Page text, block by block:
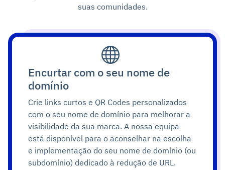
suas comunidades.
Encurtar com o seu nome de
domínio
Crie links curtos e QR Codes personalizados
com o seu nome de domínio para melhorar a
visibilidade da sua marca. A nossa equipa
está disponível para o aconselhar na escolha
e implementação do seu nome de domínio (ou
subdomínio) dedicado à redução de URL.